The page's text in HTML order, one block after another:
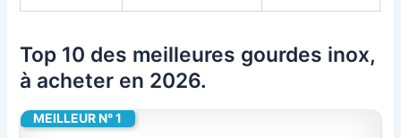
Top 10 des meilleures gourdes inox,
à acheter en 2026.
MEILLEUR N° 1